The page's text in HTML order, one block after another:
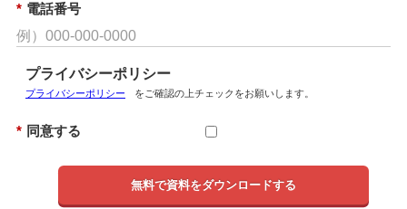
* 電話番号
プライバシーポリシー
プライバシーポリシー をご確認の上チェックをお願いします。
* 同意する
無料で資料をダウンロードする